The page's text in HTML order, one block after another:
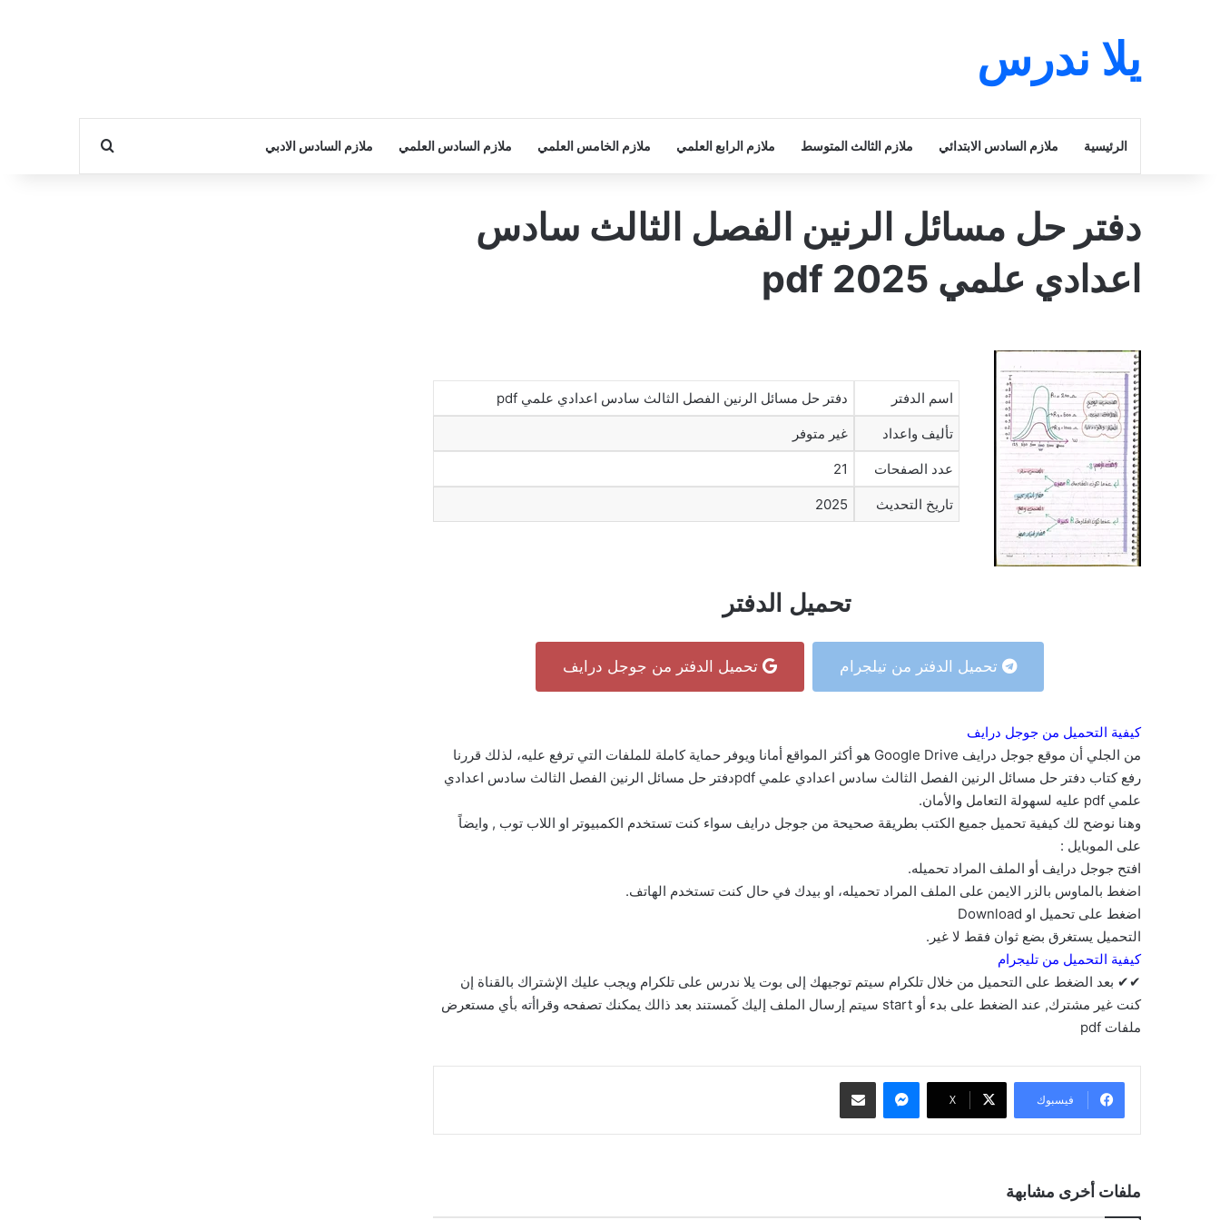
يلا ندرس
الرئيسية ملازم السادس الابتدائي ملازم الثالث المتوسط ملازم الرابع العلمي ملازم الخامس العلمي ملازم السادس العلمي ملازم السادس الادبي بحث عن
دفتر حل مسائل الرنين الفصل الثالث سادس
اعدادي علمي 2025 pdf
اسم الدفتر دفتر حل مسائل الرنين الفصل الثالث سادس اعدادي علمي pdf
تأليف واعداد غير متوفر
عدد الصفحات 21
تاريخ التحديث 2025
تحميل الدفتر
تحميل الدفتر من تيلجرام تحميل الدفتر من جوجل درايف
كيفية التحميل من جوجل درايف
من الجلي أن موقع جوجل درايف Google Drive هو أكثر المواقع أمانا ويوفر حماية كاملة للملفات التي ترفع عليه، لذلك قررنا
رفع كتاب دفتر حل مسائل الرنين الفصل الثالث سادس اعدادي علمي pdfدفتر حل مسائل الرنين الفصل الثالث سادس اعدادي
علمي pdf عليه لسهولة التعامل والأمان.
وهنا نوضح لك كيفية تحميل جميع الكتب بطريقة صحيحة من جوجل درايف سواء كنت تستخدم الكمبيوتر او اللاب توب , وايضاً
على الموبايل :
افتح جوجل درايف أو الملف المراد تحميله.
اضغط بالماوس بالزر الايمن على الملف المراد تحميله، او بيدك في حال كنت تستخدم الهاتف.
اضغط على تحميل او Download
التحميل يستغرق بضع ثوان فقط لا غير.
كيفية التحميل من تليجرام
✔✔ بعد الضغط على التحميل من خلال تلكرام سيتم توجيهك إلى بوت يلا ندرس على تلكرام ويجب عليك الإشتراك بالقناة إن
كنت غير مشترك, عند الضغط على بدء أو start سيتم إرسال الملف إليك كَمستند بعد ذالك يمكنك تصفحه وقراأته بأي مستعرض
ملفات pdf
فيسبوك ‫X
ماسنجر مشاركة عبر البريد
ملفات أخرى مشابهة